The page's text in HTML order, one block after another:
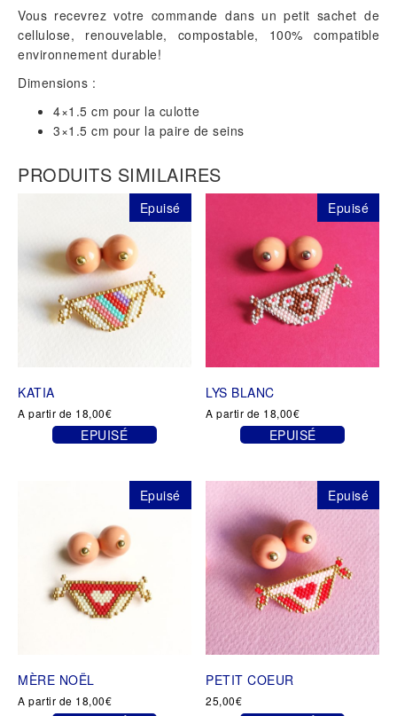
Vous recevrez votre commande dans un petit sachet de
cellulose, renouvelable, compostable, 100% compatible
environnement durable!
Dimensions :
4×1.5 cm pour la culotte
3×1.5 cm pour la paire de seins
PRODUITS SIMILAIRES
Epuisé
KATIA
A partir de 18,00€
EPUISÉ
options
peuvent
du
produit
Epuisé
LYS BLANC
A partir de 18,00€
EPUISÉ
a
plusieurs
variations.
Les
options
peuvent
être
choisies
sur
la
du
produit
Epuisé
MÈRE NOËL
A partir de 18,00€
Epuisé
PETIT COEUR
25,00€